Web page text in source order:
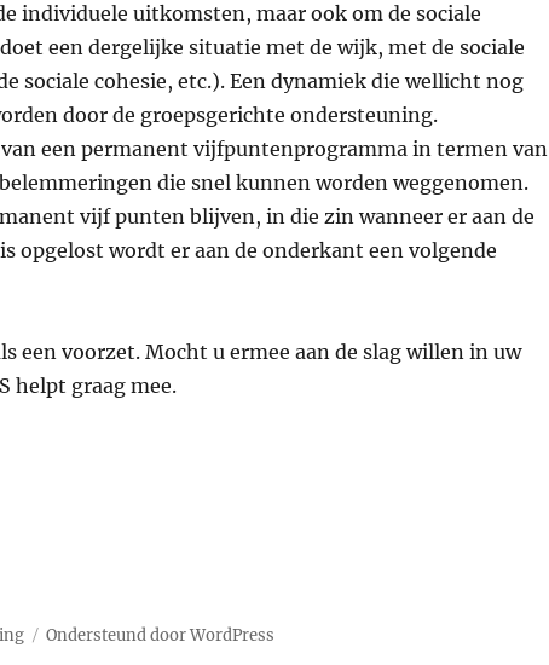
individuele uitkomsten, maar ook om de sociale
een dergelijke situatie met de wijk, met de sociale
sociale cohesie, etc.). Een dynamiek die wellicht nog
door de groepsgerichte ondersteuning.
een permanent vijfpuntenprogramma in termen van
die snel kunnen worden weggenomen.
vijf punten blijven, in die zin wanneer er aan de
opgelost wordt er aan de onderkant een volgende
een voorzet. Mocht u ermee aan de slag willen in uw
helpt graag mee.
Ondersteund door WordPress